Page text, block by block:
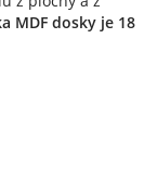
MDF dosky je 18